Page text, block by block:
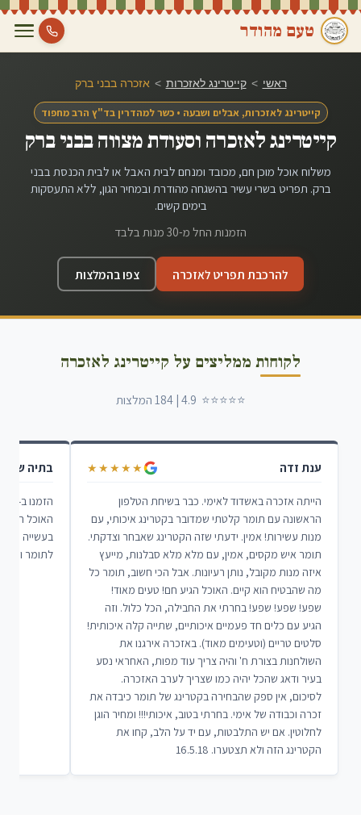
טעם מהודר
ראשי > קייטרינג לאזכרות > אזכרה בבני ברק
קייטרינג לאזכרות, אבלים ושבעה • כשר למהדרין בד"ץ הרב מחפוד
קייטרינג לאזכרה וסעודת מצווה בבני ברק
משלוח אוכל מוכן חם, מכובד ומנחם לבית האבל או לבית הכנסת בבני
ברק. תפריט בשרי עשיר בהשגחה מהודרת ובמחיר הגון, ללא התעסקות
בימים קשים.
הזמנות החל מ-30 מנות בלבד
להרכבת תפריט לאזכרה צפו בהמלצות
לקוחות ממליצים על קייטרינג לאזכרה
⭐⭐⭐⭐⭐ 4.9 | 184 המלצות
ענת זדה ★★★★★
הייתה אזכרה באשדוד לאימי. כבר בשיחת הטלפון
הראשונה עם תומר קלטתי שמדובר בקטרינג איכותי, עם
מנות עשירות! אמין. ידעתי שזה הקטרינג שאבחר וצדקתי.
תומר איש מקסים, אמין, עם מלא מלא סבלנות, מייעץ
איזה מנות מקובל, נותן רעיונות. אבל הכי חשוב, תומר כל
מה שהבטיח הוא קיים. האוכל הגיע חם! טעים מאוד!
שפע! שפע! שפע! בחרתי את החבילה, הכל כלול. וזה
הגיע עם כלים חד פעמיים איכותיים, שתייה קלה איכותית!
סלטים טריים (וטעימים מאוד). באזכרה אירגנו את
השולחנות בצורת ח' והיה צריך עוד מפות, האחראי נסע
בעיר ודאג שהכל יהיה כמו שצריך לערב האזכרה.
לסיכום, אין ספק שהבחירה בקטרינג של תומר כיבדה את
זכרה וכבודה של אימי. בחרתי בטוב, איכותי!!! ומחיר הוגן
לחלוטין. אם יש התלבטות, עם יד על הלב, קחו את
הקטרינג הזה ולא תצטערו. 16.5.18
בתיה
האוכל
בעשייה
לתומר